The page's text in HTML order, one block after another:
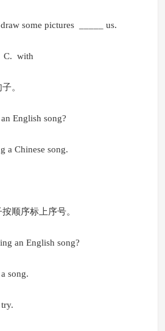
some pictures _____ us.
with
。
English song?
a Chinese song.
顺序标上序号。
an English song?
song.